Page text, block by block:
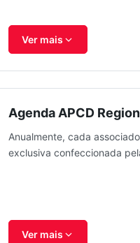
Ver mais
Agenda APCD
Anualmente, cada
exclusiva confeccionada
Ver mais